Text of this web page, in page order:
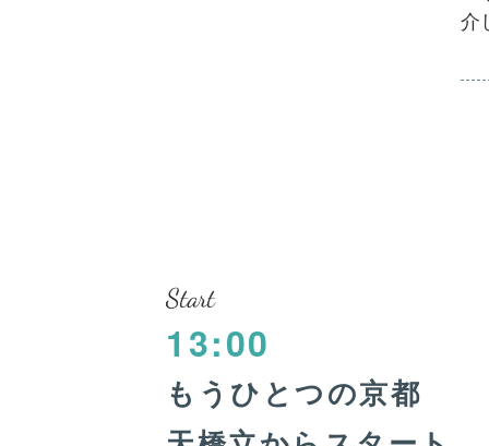
介
Start
13:00
もうひとつの京都